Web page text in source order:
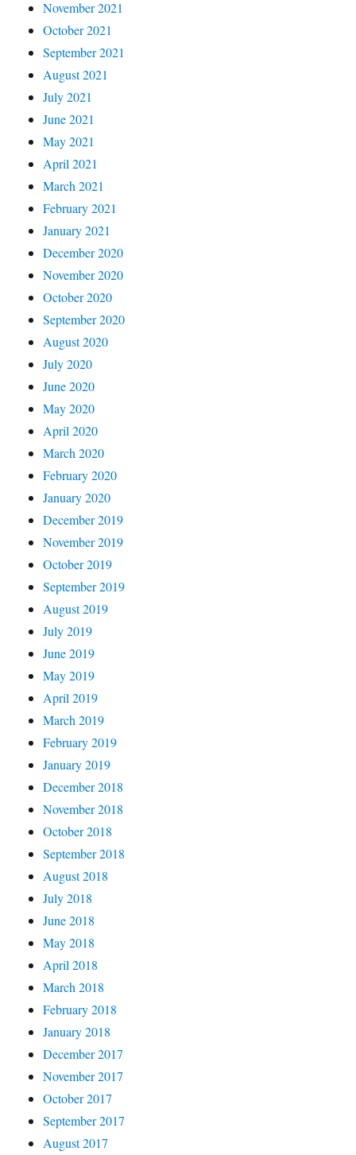
November 2021
October 2021
September 2021
August 2021
July 2021
June 2021
May 2021
April 2021
March 2021
February 2021
January 2021
December 2020
November 2020
October 2020
September 2020
August 2020
July 2020
June 2020
May 2020
April 2020
March 2020
February 2020
January 2020
December 2019
November 2019
October 2019
September 2019
August 2019
July 2019
June 2019
May 2019
April 2019
March 2019
February 2019
January 2019
December 2018
November 2018
October 2018
September 2018
August 2018
July 2018
June 2018
May 2018
April 2018
March 2018
February 2018
January 2018
December 2017
November 2017
October 2017
September 2017
August 2017